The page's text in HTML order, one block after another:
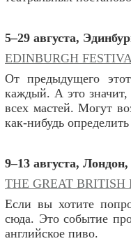
5–29 августа,
EDINBURGH
От предыдущего
каждый. А это
всех мастей. Могут
как-нибудь
9–13 августа,
THE GREAT BRITISH
Если вы хотите
сюда. Это событие
английское пиво.